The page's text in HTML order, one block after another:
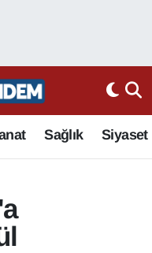
Sağlık Siyaset